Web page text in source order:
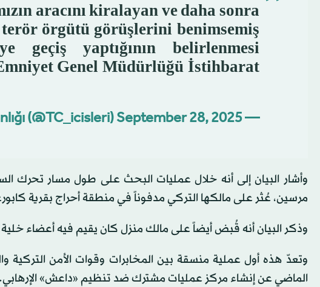
aracını kiralayan ve daha sonra
terör örgütü görüşlerini benimsemiş
geçiş yaptığının belirlenmesi
Genel Müdürlüğü İstihbarat
— T.C. İçişleri Bakanlığı (@TC_icisleri)
September 28, 2025
وأشار البيان إلى أنه خلال عمليات البحث على طول مسار تحرك
مرسين، عُثر على مالكها التركي مدفوناً في منطقة أحراج بقرية
وذكر البيان أنه قُبض أيضاً على مالك منزل كان يقيم فيه أعضاء
وتعدّ هذه أول عملية منسقة بين المخابرات وقوات الأمن التركية
الماضي عن إنشاء مركز عمليات مشترك ضد تنظيم «داعش» الإرهابي.